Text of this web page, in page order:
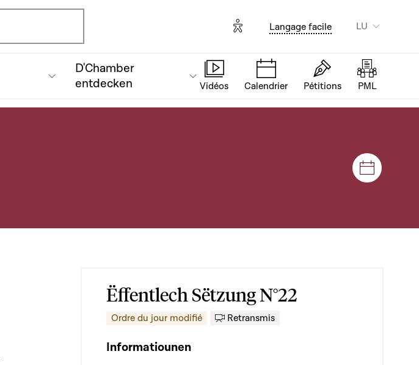
Options d'accessibilité
Langage facile LU
D'Chamber
entdecken
Vidéos Calendrier Pétitions PML
Ëffentlech Sëtzung N°22
Ordre du jour modifié Retransmis
Informatiounen